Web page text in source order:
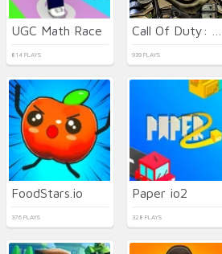
UGC Math Race
814 PLAYS 939 PLAYS
FoodStars.io
376 PLAYS
Paper io2
328 PLAYS